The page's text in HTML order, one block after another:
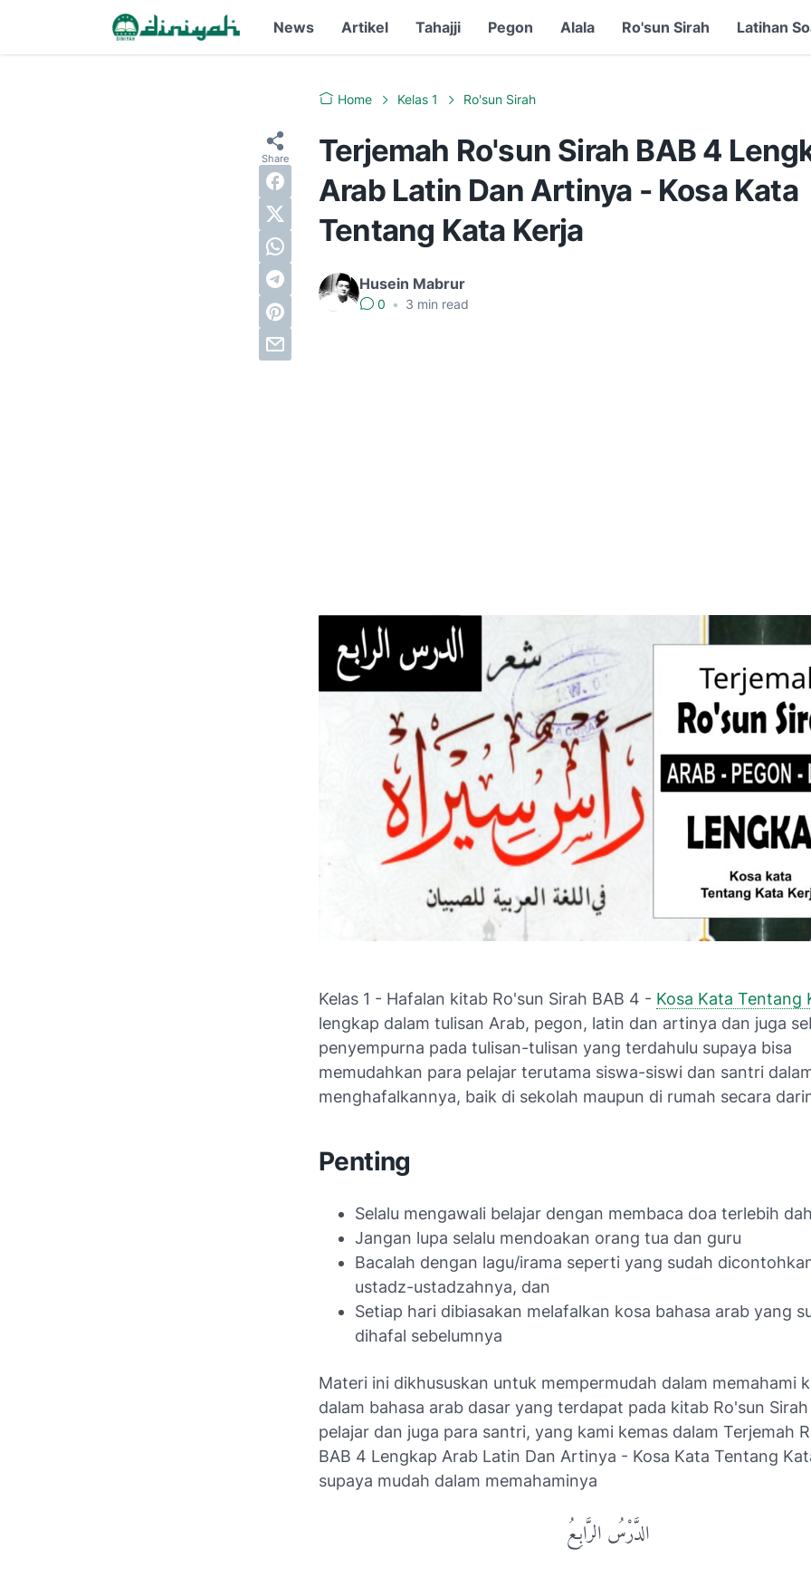
News Artikel Tahajji Pegon Alala Ro'sun Sirah Latihan
Home Kelas 1 Ro'sun Sirah
Terjemah Ro'sun Sirah BAB 4
Arab Latin Dan Artinya - Kosa Kata
Tentang Kata Kerja
Husein Mabrur
0 • 3 min read
Kelas 1 - Hafalan kitab Ro'sun Sirah BAB 4 - Kosa Kata Tentang
lengkap dalam tulisan Arab, pegon, latin dan artinya dan juga
penyempurna pada tulisan-tulisan yang terdahulu supaya bisa
memudahkan para pelajar terutama siswa-siswi dan santri
menghafalkannya, baik di sekolah maupun di rumah secara
Penting
Selalu mengawali belajar dengan membaca doa terlebih
Jangan lupa selalu mendoakan orang tua dan guru
Bacalah dengan lagu/irama seperti yang sudah
ustadz-ustadzahnya, dan
Setiap hari dibiasakan melafalkan kosa bahasa arab yang
dihafal sebelumnya
Materi ini dikhususkan untuk mempermudah dalam memahami
dalam bahasa arab dasar yang terdapat pada kitab Ro'sun
pelajar dan juga para santri, yang kami kemas dalam Terjemah
BAB 4 Lengkap Arab Latin Dan Artinya - Kosa Kata Tentang
supaya mudah dalam memahaminya
الدَّرْسُ الرَّابِـعُ